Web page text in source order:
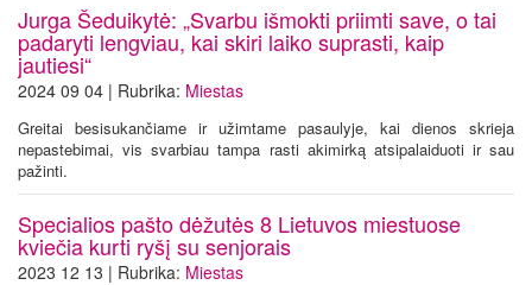
Jurga Šeduikytė: „Svarbu išmokti priimti save, o tai
padaryti lengviau, kai skiri laiko suprasti, kaip
jautiesi“
2024 09 04 | Rubrika: Miestas
Greitai besisukančiame ir užimtame pasaulyje, kai dienos skrieja
nepastebimai, vis svarbiau tampa rasti akimirką atsipalaiduoti ir sau
pažinti.
Specialios pašto dėžutės 8 Lietuvos miestuose
kviečia kurti ryšį su senjorais
2023 12 13 | Rubrika: Miestas